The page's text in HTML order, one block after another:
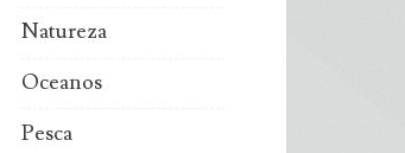
Natureza
Oceanos
Pesca